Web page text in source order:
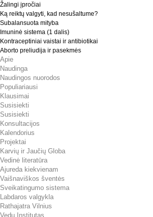
Žalingi įpročiai
Ką reiktų valgyti, kad nesušaltume?
Subalansuota mityba
Imuninė sistema (1 dalis)
Kontraceptiniai vaistai ir antibiotikai
Aborto preliudija ir pasekmės
Apie
Naudinga
Naudingos nuorodos
Populiariausi
Klausimai
Susisiekti
Susisiekti
Konsultacijos
Kalendorius
Projektai
Karvių ir Jaučių Globa
Vedinė literatūra
Ajureda kiekvienam
Vaišnaviškos šventės
Sveikatingumo sistema
Labdaros valgykla
Rathajatra Vilnius
Vedų Institutas